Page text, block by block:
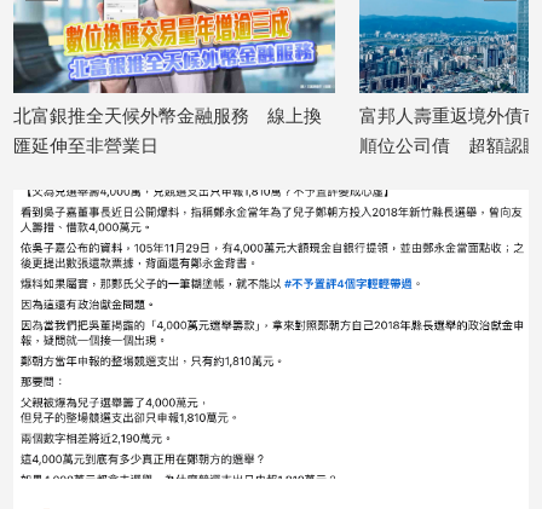
北富銀推全天候外幣金融服務 線上換
匯延伸至非營業日
富邦人壽重返境外債
順位公司債 超額認購